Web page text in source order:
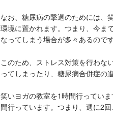
なお、糖尿病の撃退のためには、
環境に置かれます。つまり、今ま
なってしまう場合が多々あるのです
このため、ストレス対策を行わな
ってしまったり、糖尿病合併症の
笑いヨガの教室を1時間行ってい
間行っています。つまり、週に2